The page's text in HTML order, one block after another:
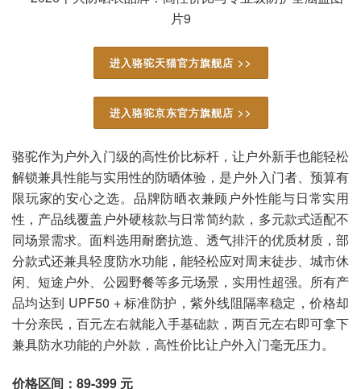
进入骆驼天猫官方旗舰店 >>
进入骆驼京东官方旗舰店 >>
骆驼作为户外入门级的高性价比标杆，让户外新手也能轻松
解锁兼具性能与实用性的防晒体验，是户外入门者、预算有
限玩家的安心之选。品牌防晒衣兼顾户外性能与日常实用
性，产品线覆盖户外硬核款与日常简约款，多元款式适配不
同场景需求。面料选用耐磨抗造、透气排汗的优质材质，部
分款式还兼具轻度防水功能，能轻松应对周末徒步、城市休
闲、短途户外、公园野餐等多元场景，实用性超强。所有产
品均达到 UPF50 + 标准防护，紫外线阻隔率稳定，价格却
十分亲民，百元左右就能入手基础款，两百元左右即可拿下
兼具防水功能的户外款，高性价比让户外入门毫无压力。
价格区间：89-399 元